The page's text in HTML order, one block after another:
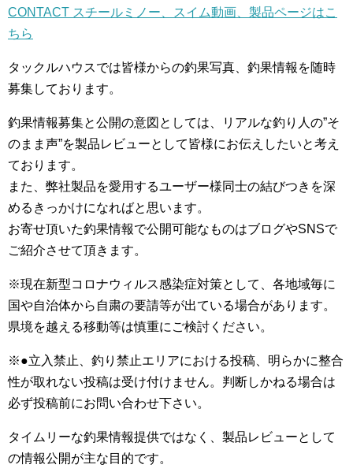
CONTACT スチールミノー、スイム動画、製品ページはこ
ちら
タックルハウスでは皆様からの釣果写真、釣果情報を随時
募集しております。
釣果情報募集と公開の意図としては、リアルな釣り人の”そ
のまま声”を製品レビューとして皆様にお伝えしたいと考え
ております。
また、弊社製品を愛用するユーザー様同士の結びつきを深
めるきっかけになればと思います。
お寄せ頂いた釣果情報で公開可能なものはブログやSNSで
ご紹介させて頂きます。
※現在新型コロナウィルス感染症対策として、各地域毎に
国や自治体から自粛の要請等が出ている場合があります。
県境を越える移動等は慎重にご検討ください。
※●立入禁止、釣り禁止エリアにおける投稿、明らかに整合
性が取れない投稿は受け付けません。判断しかねる場合は
必ず投稿前にお問い合わせ下さい。
タイムリーな釣果情報提供ではなく、製品レビューとして
の情報公開が主な目的です。